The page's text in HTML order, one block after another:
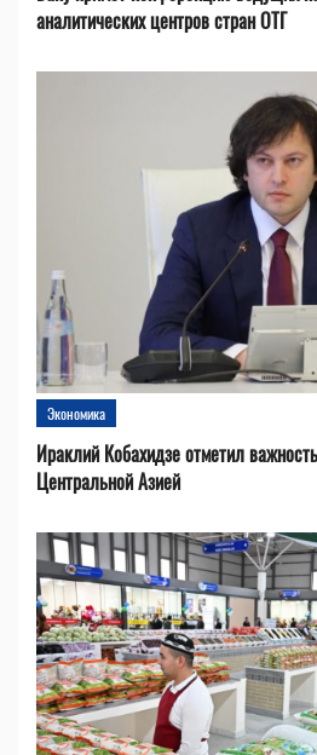
аналитических центров стран ОТГ
Экономика
Ираклий Кобахидзе отметил
Центральной Азией